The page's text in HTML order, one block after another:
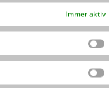
Immer aktiv